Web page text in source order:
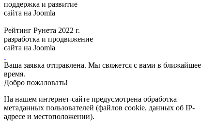
поддержка и развитие
сайта на Joomla
Рейтинг Рунета 2022 г.
разработка и продвижение
сайта на Joomla
Ваша заявка отправлена. Мы свяжется с вами в ближайшее
время.
Добро пожаловать!
На нашем интернет-сайте предусмотрена обработка
метаданных пользователей (файлов cookie, данных об IP-
адресе и местоположении).